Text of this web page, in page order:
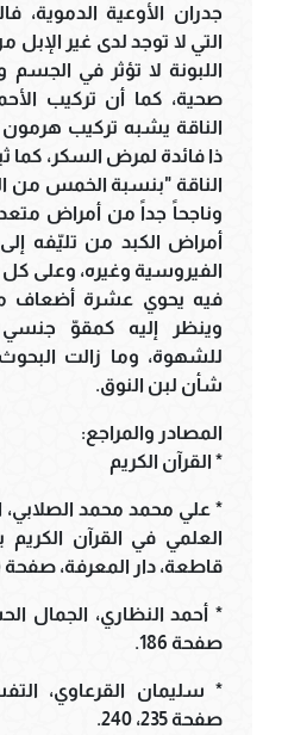
جدران الأوعية الدموية،
التي لا توجد لدى غير الإبل
اللبونة لا تؤثر في
صحية، كما أن تركيب
الناقة يشبه تركيب
ذا فائدة لمرض السكر، كما
الناقة "بنسبة الخمس من
وناجحاً جداً من أمراض
أمراض الكبد من تليّفه
الفيروسية وغيره، وعلى
فيه يحوي عشرة أضعاف
وينظر إليه كمقوّ
للشهوة، وما زالت
شأن لبن النوق.
المصادر والمراجع:
* القرآن الكريم
* علي محمد محمد الصلابي،
العلمي في القرآن
قاطعة، دار المعرفة، صفحة
* أحمد النظاري، الجمال
صفحة 186.
* سليمان القرعاوي،
صفحة 235، 240.